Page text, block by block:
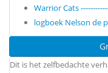
Warrior Cats
logboek Nelson de
Dit is het zelfbedachte